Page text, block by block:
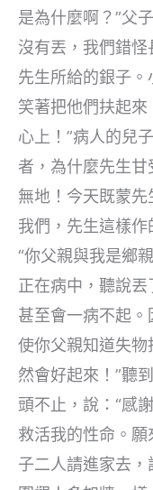
是為什麼啊？”父
沒有丟，我們錯
先生所給的銀子。
笑著把他們扶起來
心上！”病人的兒
者，為什麼先生
無地！今天既蒙
我們，先生這樣作
“你父親與我是鄉
正在病中，聽說丟
甚至會一病不起。
使你父親知道失
然會好起來！”聽
頭不止，說：“感
救活我的性命。願
子二人請進家去，